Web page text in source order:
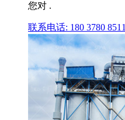
您对 .
联系电话: 180 3780 8511